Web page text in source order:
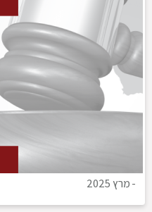
-מרץ 2025